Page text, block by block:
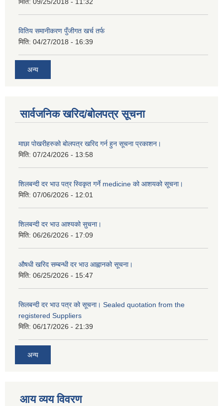
वितिय समानीकरण पुँजीगत खर्च तर्फ
मिति: 04/27/2018 - 16:39
अन्य
सार्वजनिक खरिद/बोलपत्र सूचना
माछा पोखरीहरुको बोलपत्र खरिद गर्न हुन सूचना प्रकाशन।
मिति: 07/24/2026 - 13:58
शिलबन्दी दर भाउ पत्र स्विकृत गर्ने medicine को आशयको सूचना।
मिति: 07/06/2026 - 12:01
शिलबन्दी दर भाउ आश्यको सुचना।
मिति: 06/26/2026 - 17:09
औषधी खरिद सम्बन्धी दर भाउ आह्वानको सूचना।
मिति: 06/25/2026 - 15:47
सिलबन्दी दर भाउ पत्र को सूचना। Sealed quotation from the
registered Suppliers
मिति: 06/17/2026 - 21:39
अन्य
आय व्यय विवरण